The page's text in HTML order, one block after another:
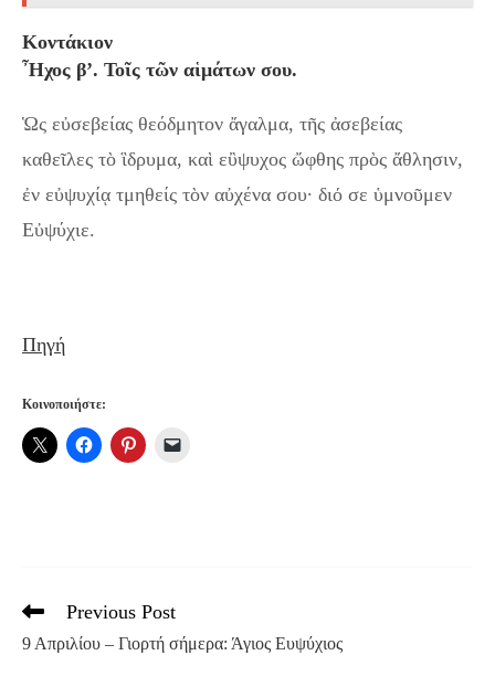
Κοντάκιον
Ἦχος β’. Τοῖς τῶν αἱμάτων σου.
Ὡς εὐσεβείας θεόδμητον ἄγαλμα, τῆς ἀσεβείας
καθεῖλες τὸ ἳδρυμα, καὶ εὒψυχος ὤφθης πρὸς ἄθλησιν,
ἐν εὐψυχίᾳ τμηθείς τὸν αὐχένα σου· διό σε ὑμνοῦμεν
Εὐψύχιε.
Πηγή
Κοινοποιήστε:
Read
articles
Previous Post
9 Απριλίου – Γιορτή σήμερα: Άγιος Ευψύχιος